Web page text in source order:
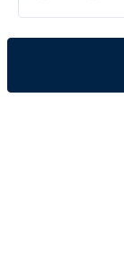
問題：□に共